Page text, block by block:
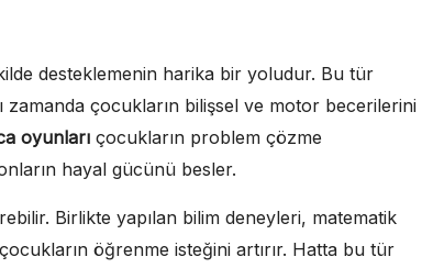
desteklemenin harika bir yoludur. Bu tür
çocukların bilişsel ve motor becerilerini
oyunları çocukların problem çözme
hayal gücünü besler.
Birlikte yapılan bilim deneyleri, matematik
öğrenme isteğini artırır. Hatta bu tür